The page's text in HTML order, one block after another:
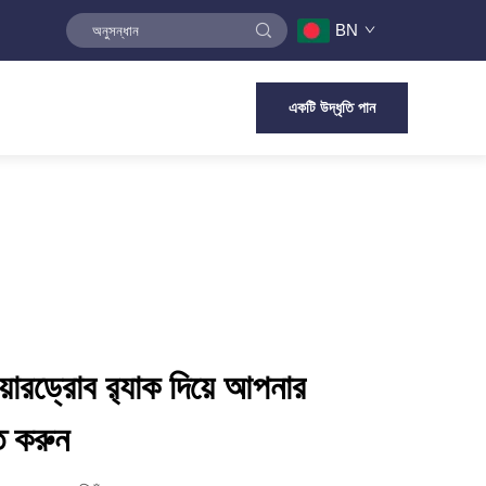
BN
একটি উদ্ধৃতি পান
র‍্যাক দিয়ে আপনার
করুন